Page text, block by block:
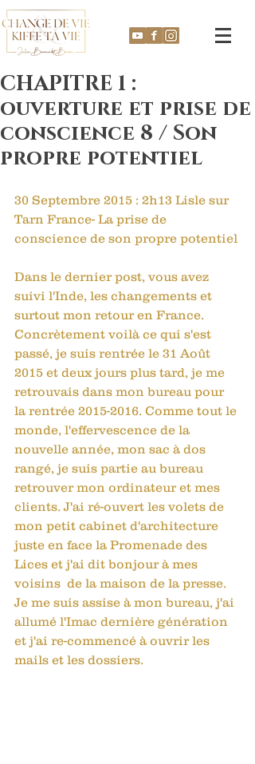
CHAPITRE 1 :
ouverture et prise de
conscience 8 / Son
propre potentiel
30 Septembre 2015 : 2h13 Lisle sur
Tarn France- La prise de
conscience de son propre potentiel
Dans le dernier post, vous avez
suivi l'Inde, les changements et
surtout mon retour en France.
Concrètement voilà ce qui s'est
passé, je suis rentrée le 31 Août
2015 et deux jours plus tard, je me
retrouvais dans mon bureau pour
la rentrée 2015-2016. Comme tout le
monde, l'effervescence de la
nouvelle année, mon sac à dos
rangé, je suis partie au bureau
retrouver mon ordinateur et mes
clients. J'ai ré-ouvert les volets de
mon petit cabinet d'architecture
juste en face la Promenade des
Lices et j'ai dit bonjour à mes
voisins  de la maison de la presse.
Je me suis assise à mon bureau, j'ai
allumé l'Imac dernière génération
et j'ai re-commencé à ouvrir les
mails et les dossiers.